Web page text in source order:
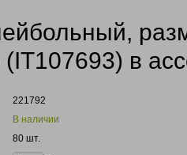
(IT107693) в
221792
В наличии
80 шт.